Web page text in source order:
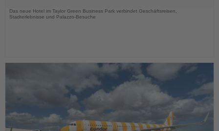
Das neue Hotel im Taylor Green Business Park verbindet Geschäftsreisen,
Stadterlebnisse und Palazzo-Besuche